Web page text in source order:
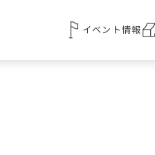
イベント情報